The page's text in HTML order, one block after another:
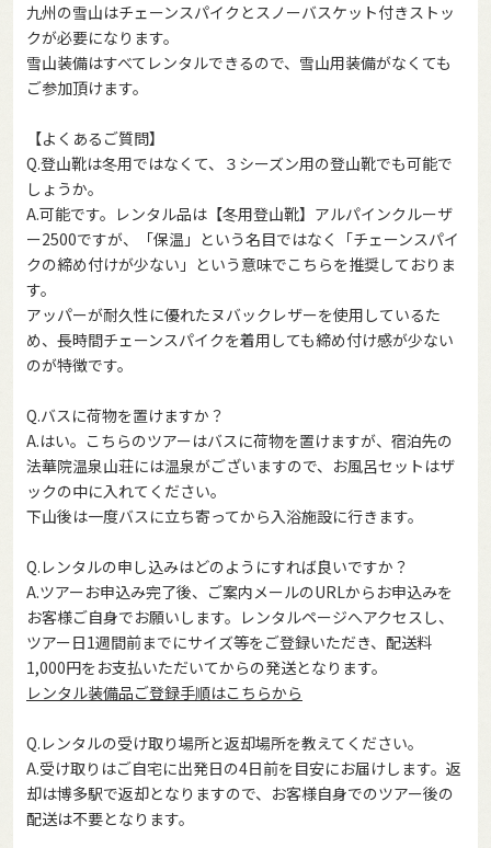
九州の雪山はチェーンスパイクとスノーバスケット付きストッ
クが必要になります。
雪山装備はすべてレンタルできるので、雪山用装備がなくても
ご参加頂けます。
【よくあるご質問】
Q.登山靴は冬用ではなくて、３シーズン用の登山靴でも可能で
しょうか。
A.可能です。レンタル品は【冬用登山靴】アルパインクルーザ
ー2500ですが、「保温」という名目ではなく「チェーンスパイ
クの締め付けが少ない」という意味でこちらを推奨しておりま
す。
アッパーが耐久性に優れたヌバックレザーを使用しているた
め、長時間チェーンスパイクを着用しても締め付け感が少ない
のが特徴です。
Q.バスに荷物を置けますか？
A.はい。こちらのツアーはバスに荷物を置けますが、宿泊先の
法華院温泉山荘には温泉がございますので、お風呂セットはザ
ックの中に入れてください。
下山後は一度バスに立ち寄ってから入浴施設に行きます。
Q.レンタルの申し込みはどのようにすれば良いですか？
A.ツアーお申込み完了後、ご案内メールのURLからお申込みを
お客様ご自身でお願いします。レンタルページへアクセスし、
ツアー日1週間前までにサイズ等をご登録いただき、配送料
1,000円をお支払いただいてからの発送となります。
レンタル装備品ご登録手順はこちらから
Q.レンタルの受け取り場所と返却場所を教えてください。
A.受け取りはご自宅に出発日の4日前を目安にお届けします。返
却は博多駅で返却となりますので、お客様自身でのツアー後の
配送は不要となります。